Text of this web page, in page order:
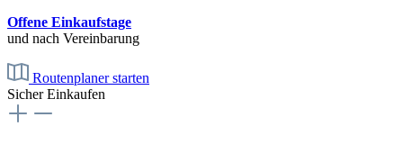
Offene Einkaufstage
und nach Vereinbarung
Routenplaner starten
Sicher Einkaufen